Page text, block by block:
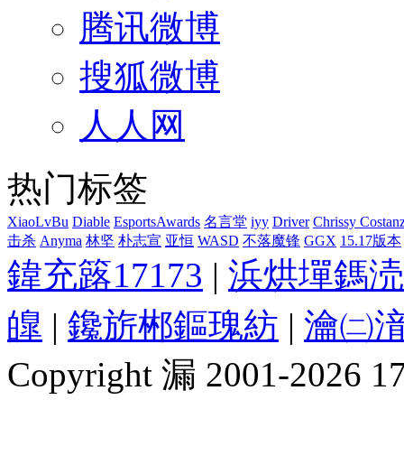
腾讯微博
搜狐微博
人人网
热门标签
XiaoLvBu Diable EsportsAwards 名言堂 iyy Driver Chrissy
击杀 Anyma 林坚 朴志宣 亚恒 WASD 不落魔锋 GGX 15.17版本
鍏充簬17173 | 浜烘墠鎷
皥 | 鑱旂郴鏂瑰紡 | 瀹㈡
Copyright 漏 2001-2026